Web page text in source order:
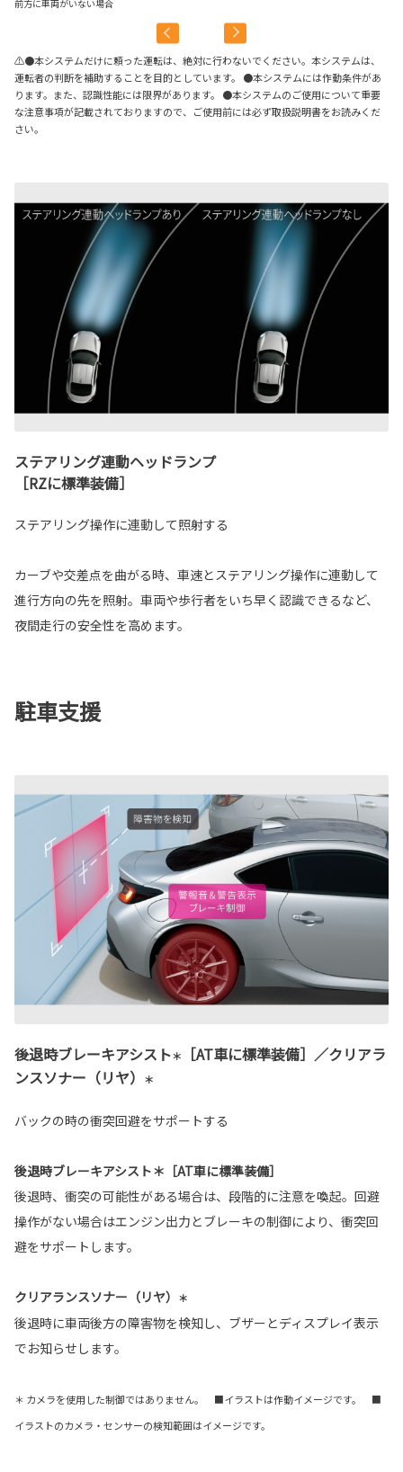
前方に車両がいない場合
⚠●本システムだけに頼った運転は、絶対に行わないでください。本システムは、
運転者の判断を補助することを目的としています。 ●本システムには作動条件があ
ります。また、認識性能には限界があります。 ●本システムのご使用について重要
な注意事項が記載されておりますので、ご使用前には必ず取扱説明書をお読みくだ
さい。
ステアリング連動ヘッドランプ
［RZに標準装備］
ステアリング操作に連動して照射する
カーブや交差点を曲がる時、車速とステアリング操作に連動して
進行方向の先を照射。車両や歩行者をいち早く認識できるなど、
夜間走行の安全性を高めます。
駐車支援
後退時ブレーキアシスト＊
［AT車に標準装備］／クリアラ
ンスソナー（リヤ）
＊
バックの時の衝突回避をサポートする
後退時ブレーキアシスト＊［AT車に標準装備］
後退時、衝突の可能性がある場合は、段階的に注意を喚起。回避
操作がない場合はエンジン出力とブレーキの制御により、衝突回
避をサポートします。
クリアランスソナー（リヤ） ＊
後退時に車両後方の障害物を検知し、ブザーとディスプレイ表示
でお知らせします。
＊ カメラを使用した制御ではありません。 ■イラストは作動イメージです。 ■
イラストのカメラ・センサーの検知範囲はイメージです。